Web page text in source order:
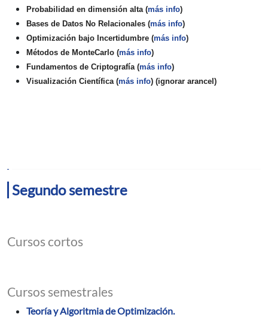
Probabilidad en dimensión alta (más info)
Bases de Datos No Relacionales (más info)
Optimización bajo Incertidumbre (más info)
Métodos de MonteCarlo (más info)
Fundamentos de Criptografía (más info)
Visualización Científica (más info) (ignorar arancel)
Segundo semestre
Cursos cortos
Cursos semestrales
Teoría y Algoritmia de Optimización.